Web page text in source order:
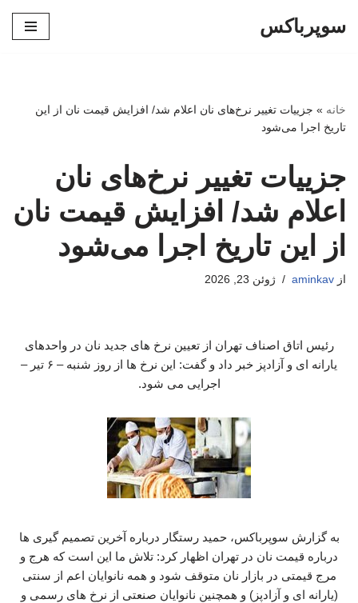
سوپرباکس
خانه » جزییات تغییر نرخ‌های نان اعلام شد/ افزایش قیمت نان از این
تاریخ اجرا می‌شود
جزییات تغییر نرخ‌های نان
اعلام شد/ افزایش قیمت نان
از این تاریخ اجرا می‌شود
از aminkav ژوئن 23, 2026
رئیس اتاق اصناف تهران از تعیین نرخ های جدید نان در واحدهای
یارانه‌ ای و آزادپز خبر داد و گفت: این نرخ ها از روز شنبه – ۶ تیر –
اجرایی می شود.
به گزارش سوپرباکس، حمید رستگار درباره آخرین تصمیم گیری ها
درباره قیمت نان در تهران اظهار کرد: تلاش ما این است که هرج‌ و
مرج قیمتی در بازار نان متوقف شود و همه نانوایان اعم از سنتی
(یارانه ای و آزادپز) و همچنین نانوایان صنعتی از نرخ‌ های رسمی و